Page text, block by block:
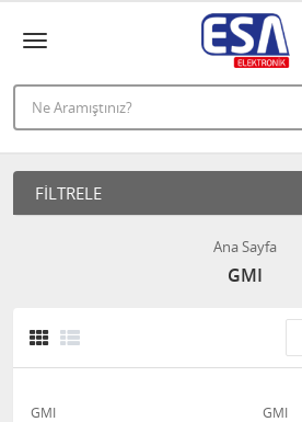
FILTRELE
Ana Sayfa
GMI
GMI GMI